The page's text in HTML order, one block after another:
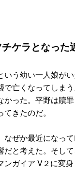
ケラとなった
う幼い一人娘が
亡くなってしま
った。平野は贖
きたのだ。
ぜか最近になっ
と考えた。そし
ガイア V２に変